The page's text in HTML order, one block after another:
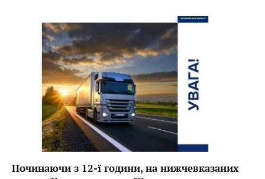
Починаючи з 12-ї години, на нижчевказаних